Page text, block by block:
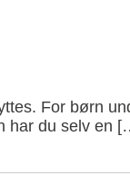
For børn
har du selv en